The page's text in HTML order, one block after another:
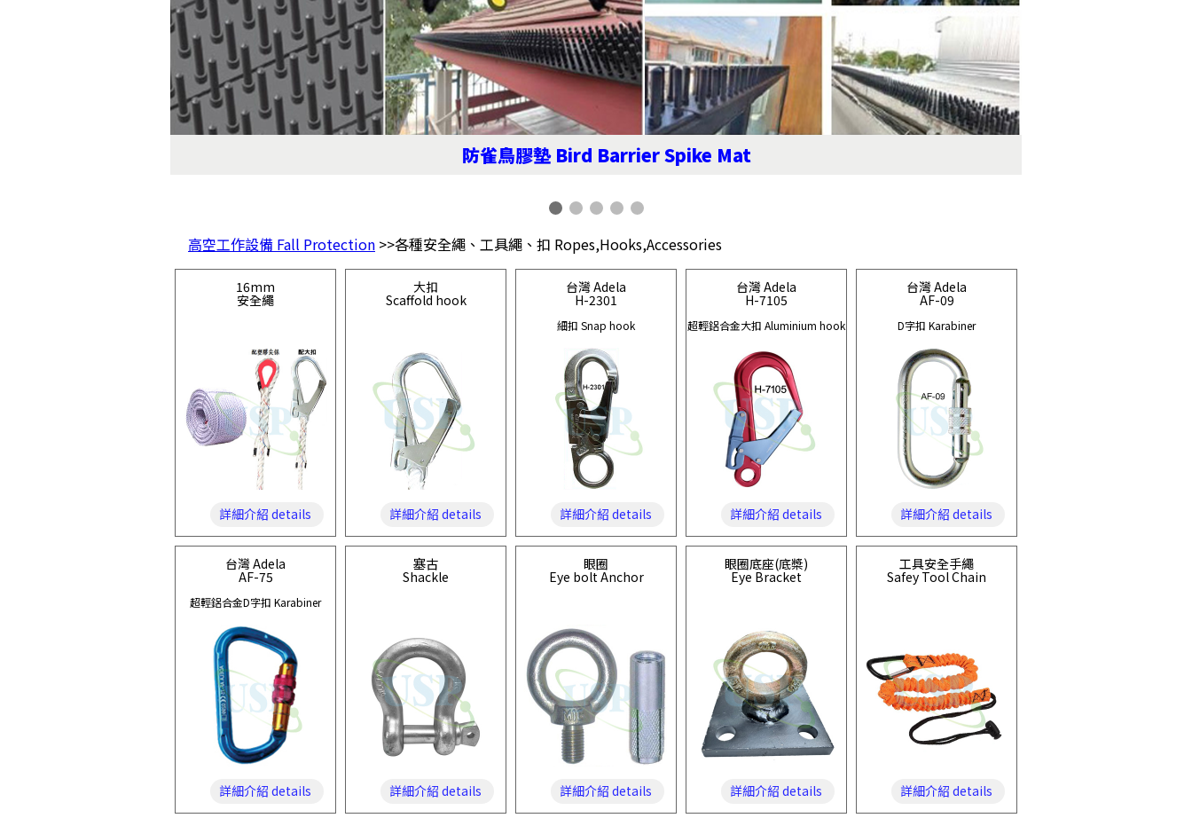
防雀鳥膠墊 Bird Barrier Spike Mat
高空工作設備 Fall Protection >>各種安全繩、工具繩、扣 Ropes,Hooks,Accessories
16mm
安全繩
詳細介紹 details
大扣
Scaffold hook
詳細介紹 details
台灣 Adela
H-2301
細扣 Snap hook
詳細介紹 details
台灣 Adela
H-7105
超輕鋁合金大扣 Aluminium hook
詳細介紹 details
台灣 Adela
AF-09
D字扣 Karabiner
詳細介紹 details
台灣 Adela
AF-75
超輕鋁合金D字扣 Karabiner
詳細介紹 details
塞古
Shackle
詳細介紹 details
眼圈
Eye bolt Anchor
詳細介紹 details
眼圈底座(底槳)
Eye Bracket
詳細介紹 details
工具安全手繩
Safey Tool Chain
詳細介紹 details